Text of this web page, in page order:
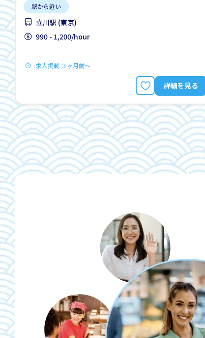
駅から近い
立川駅 (東京)
990 - 1,200/hour
求人掲載 ３ヶ月前〜
詳細を見る